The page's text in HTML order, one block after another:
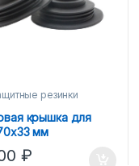
резинки
крышка для
мм
₽